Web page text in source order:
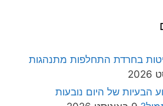
בחרדת התחלפות מתנהגות
הבעיות של היום נובעות